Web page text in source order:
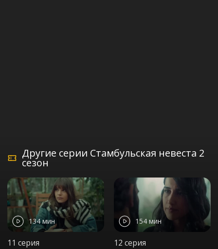
Другие серии Стамбульская невеста 2
сезон
134 мин
11 серия
154 мин
12 серия